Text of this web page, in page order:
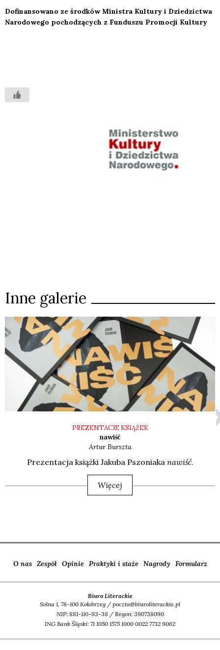
Dofi­nan­so­wa­no ze środ­ków Mini­stra Kul­tu­ry i Dzie­dzic­twa
Naro­do­we­go pocho­dzą­cych z Fun­du­szu Pro­mo­cji Kul­tu­ry
Inne galerie
PREZENTACJE KSIĄŻEK
nawiść
ArturBurszta
Pre­zen­ta­cja książ­ki Jaku­ba Pszo­nia­ka nawiść.
Więcej
O nas Zespół Opinie Praktyki i staże Nagrody Formularz
Biuro Literackie
Solna 1, 78-100 Kołobrzeg / poczta@biuroliterackie.pl
NIP: 881-110-93-38 / Regon: 390738090
ING Bank Śląski: 71 1050 1575 1000 0022 7732 9062